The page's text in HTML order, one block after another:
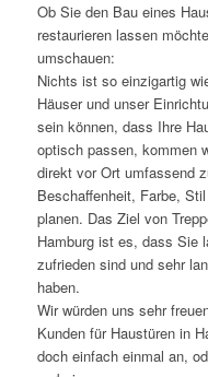
Ob Sie den Bau eines
restaurieren lassen
umschauen:
Nichts ist so einzigartig
Häuser und unser
sein können, dass Ihre
optisch passen, kommen
direkt vor Ort umfassend
Beschaffenheit, Farbe,
planen. Das Ziel von
Hamburg ist es, dass Sie
zufrieden sind und sehr
haben.
Wir würden uns sehr
Kunden für Haustüren in
doch einfach einmal an,